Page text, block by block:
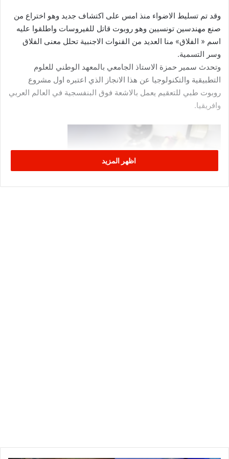
وقد تم تسليط الاضواء منذ امس على اكتشاف جديد وهو اختراع من
صنع مهندسين تونسيين وهو روبوت قاتل للفيروسات واطلقوا عليه
اسم « الفلاق» منا العديد من القنوات الاجنبية تحلل معنى الفلاق
وسر التسمية.
وتحدث سمير حمزة الاستاذ الجامعي بالمعهد الوطني للعلوم
التطبيقية والتكنولوجيا عن هذا الانجاز الذي اعتبره اول مشروع
روبوت طبي للتعقيم يعمل بالاشعة فوق البنفسجية في العالم العربي
وافريقيا.
اظهر المزيد